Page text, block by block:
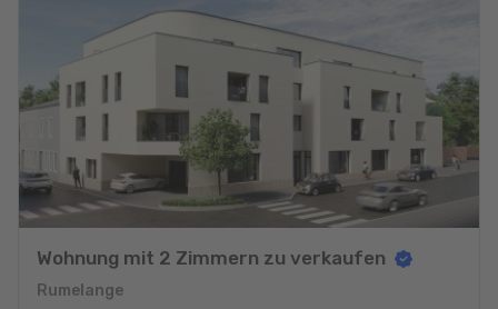
Wohnung mit 2 Zimmern zu verkaufen
Rumelange